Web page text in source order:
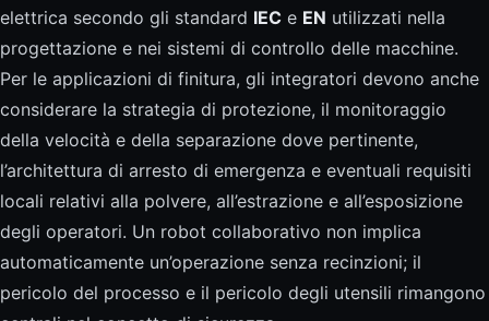
elettrica secondo gli standard IEC e EN utilizzati nella
progettazione e nei sistemi di controllo delle macchine.
Per le applicazioni di finitura, gli integratori devono anche
considerare la strategia di protezione, il monitoraggio
della velocità e della separazione dove pertinente,
l’architettura di arresto di emergenza e eventuali requisiti
locali relativi alla polvere, all’estrazione e all’esposizione
degli operatori. Un robot collaborativo non implica
automaticamente un’operazione senza recinzioni; il
pericolo del processo e il pericolo degli utensili rimangono